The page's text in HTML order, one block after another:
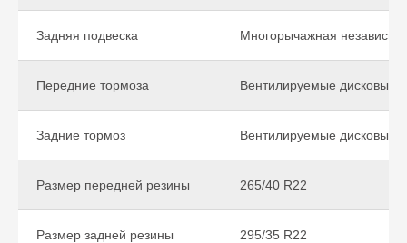
Задняя подвеска Многорычажная
Передние тормоза Вентилируемые дисковые
Задние тормоз Вентилируемые дисковые
Размер передней резины 265/40 R22
Размер задней резины 295/35 R22